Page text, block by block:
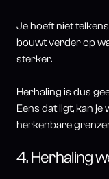
Je hoeft niet
bouwt verder op
sterker.
Herhaling is dus
Eens dat ligt, kan
herkenbare
4. Herhaling